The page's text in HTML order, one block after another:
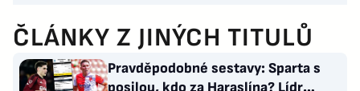
ČLÁNKY Z JINÝCH TITULŮ
Pravděpodobné sestavy: Sparta s
posilou, kdo za Haraslína? Lídr